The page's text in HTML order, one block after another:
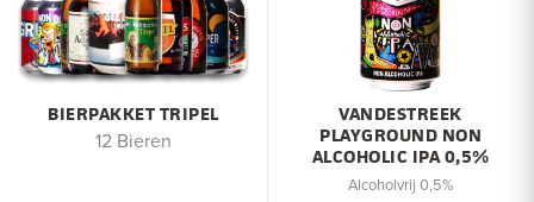
BIERPAKKET TRIPEL
12 Bieren
VANDESTREEK
PLAYGROUND NON
ALCOHOLIC IPA 0,5%
Alcoholvrij 0,5%